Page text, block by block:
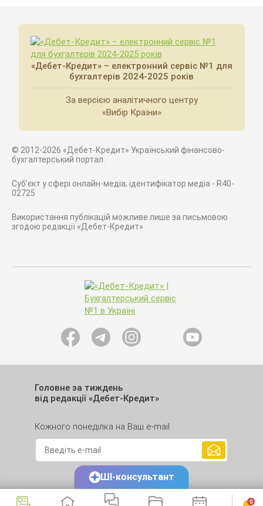
«Дебет-Кредит» – електронний сервіс №1 для
бухгалтерів 2024-2025 років
За версією аналітичного центру
«Вибір Країни»
© 2012-2026 «Дебет-Кредит» Український фінансово-
бухгалтерський портал.
Суб'єкт у сфері онлайн-медіа; ідентифікатор медіа - R40-
02725
Використання публікацій можливе лише за письмовою
згодою редакції «Дебет-Кредит»
Головне за тиждень
від редакції «Дебет-Кредит»
Кожного понеділка на Ваш e-mail
0
ШІ-консультант